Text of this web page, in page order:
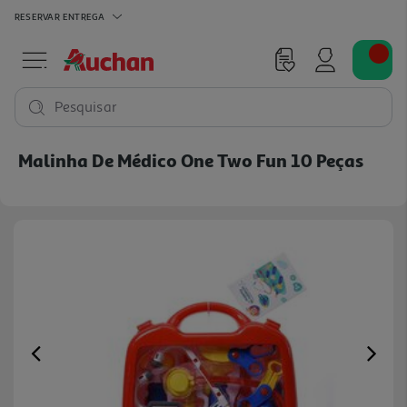
RESERVAR ENTREGA
Pesquisar
Malinha De Médico One Two Fun 10 Peças
Previous